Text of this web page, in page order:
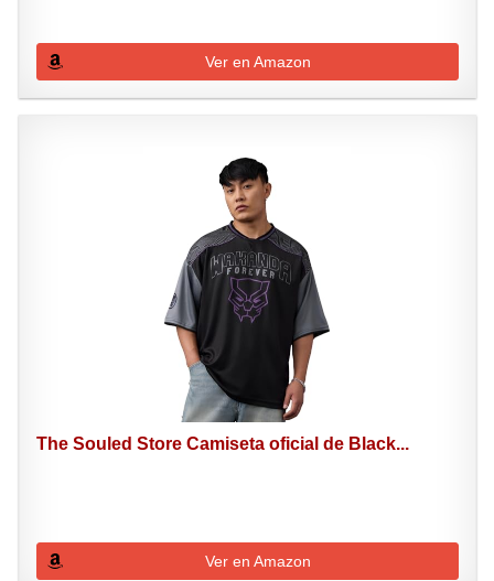
Ver en Amazon
The Souled Store Camiseta oficial de Black...
Ver en Amazon